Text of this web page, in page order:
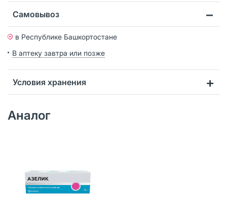
Самовывоз
в Республике Башкортостане
В аптеку завтра или позже
Условия хранения
Аналог